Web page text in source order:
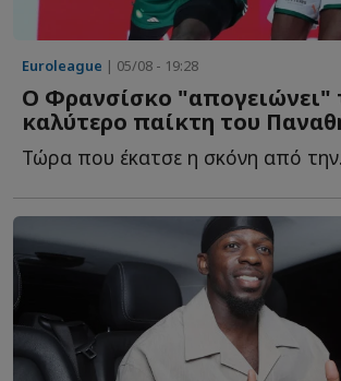
Euroleague | 05/08 - 19:28
Ο Φρανσίσκο "απογειώνει"
καλύτερο παίκτη του